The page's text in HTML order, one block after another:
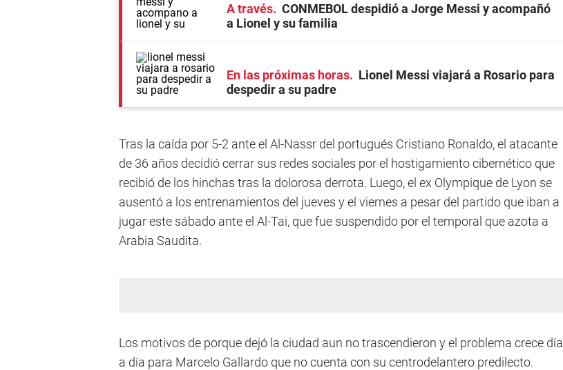
A través
CONMEBOL despidió a Jorge Messi y acompañó
a Lionel y su familia
En las próximas horas
Lionel Messi viajará a Rosario para
despedir a su padre
Tras la caída por 5-2 ante el Al-Nassr del portugués Cristiano Ronaldo, el atacante
de 36 años decidió cerrar sus redes sociales por el hostigamiento cibernético que
recibió de los hinchas tras la dolorosa derrota. Luego, el ex Olympique de Lyon se
ausentó a los entrenamientos del jueves y el viernes a pesar del partido que iban a
jugar este sábado ante el Al-Tai, que fue suspendido por el temporal que azota a
Arabia Saudita.
Los motivos de porque dejó la ciudad aun no trascendieron y el problema crece día
a día para Marcelo Gallardo que no cuenta con su centrodelantero predilecto.